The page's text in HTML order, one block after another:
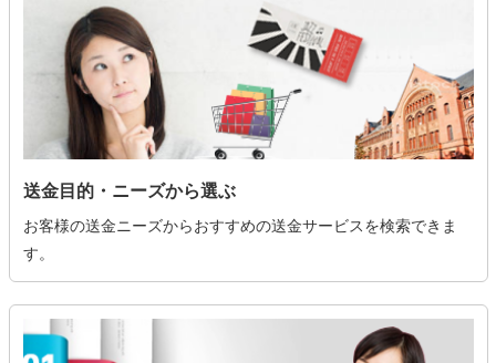
送金目的・ニーズから選ぶ
お客様の送金ニーズからおすすめの送金サービスを検索できま
す。